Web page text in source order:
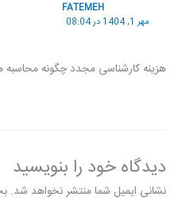
FATEMEH
مهر 1, 1404 در 08:04
هزینه کارشناسی مجدد چگونه
دیدگاه‌ خود را بنویسید
نشانی ایمیل شما منتشر نخواهد شد.